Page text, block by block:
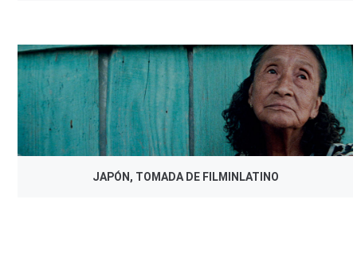
JAPÓN, TOMADA DE FILMINLATINO